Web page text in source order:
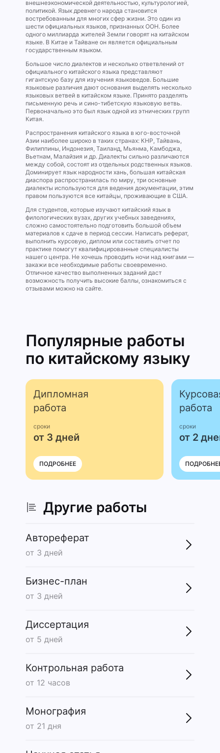
внешнеэкономической деятельностью, культурологией,
политикой. Язык древнего народа становится
востребованным для многих сфер жизни. Это один из
шести официальных языков, признанных ООН. Более
одного миллиарда жителей Земли говорят на китайском
языке. В Китае и Тайване он является официальным
государственным языком.
Большое число диалектов и несколько ответвлений от
официального китайского языка представляют
гигантскую базу для изучения языковедов. Большие
языковые различия дают основания выделять несколько
языковых ветвей в китайском языке. Принято разделять
письменную речь и сино-тибетскую языковую ветвь.
Первоначально это был язык одной из этнических групп
Китая.
Распространения китайского языка в юго-восточной
Азии наиболее широко в таких странах: КНР, Тайвань,
Филиппины, Индонезия, Таиланд, Мьянма, Камбоджа,
Вьетнам, Малайзия и др. Диалекты сильно различаются
между собой, состоят из отдельных родственных языков.
Доминирует язык народности хань, большая китайская
диаспора распространилась по миру, три основные
диалекты используются для ведения документации, этим
правом пользуются все китайцы, проживающие в США.
Для студентов, которые изучают китайский язык в
филологических вузах, других учебных заведениях,
сложно самостоятельно подготовить большой объем
материалов к сдаче в период сессии. Написать реферат,
выполнить курсовую, диплом или составить отчет по
практике помогут квалифицированные специалисты
нашего центра. Не хочешь проводить ночи над книгами —
закажи все необходимые работы своевременно.
Отличное качество выполненных заданий даст
возможность получить высокие баллы, ознакомиться с
отзывами можно на сайте.
Популярные работы
по китайскому языку
Дипломная
работа
сроки
от 3 дней
ПОДРОБНЕЕ
работа
сроки
от 2
Другие работы
Автореферат
от 3 дней
Бизнес-план
от 3 дней
Диссертация
от 5 дней
Контрольная работа
от 12 часов
Монография
от 21 дня